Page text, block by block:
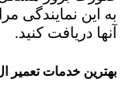
به این نمایندگی
آنها دریافت کنید.
بهترین خدمات تعمیر